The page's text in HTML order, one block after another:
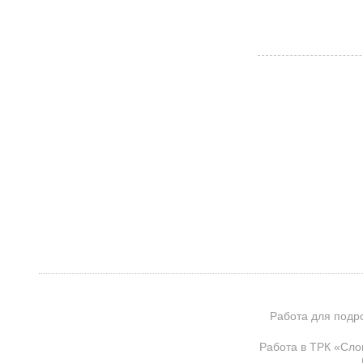
Работа для
Работа в ТРК